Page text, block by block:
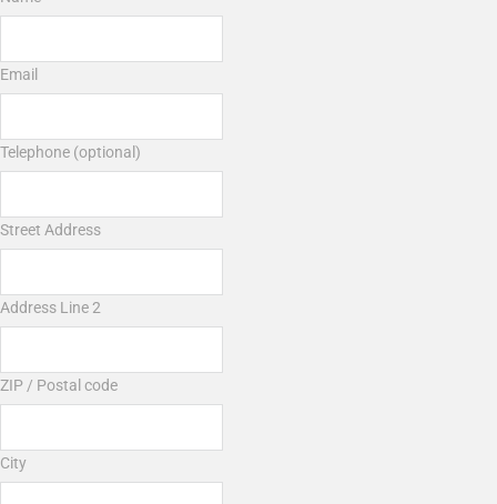
Email
Telephone (optional)
Street Address
Address Line 2
ZIP / Postal code
City